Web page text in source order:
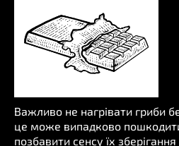
Важливо не нагрівати гриби
це може випадково пошкодити
позбавити сенсу їх зберігання